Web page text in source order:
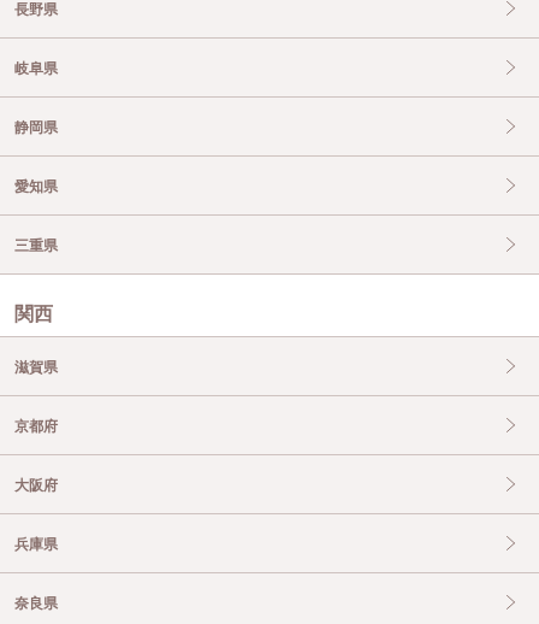
長野県
岐阜県
静岡県
愛知県
三重県
関西
滋賀県
京都府
大阪府
兵庫県
奈良県